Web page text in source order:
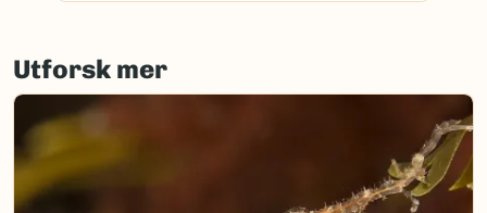
Utforsk mer